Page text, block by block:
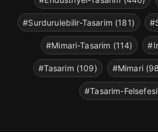
#Surdurulebilir-Tasarim (181)
#Mimari-Tasarim (114)
#Tasarim (109) #Mimari
#Tasarim-